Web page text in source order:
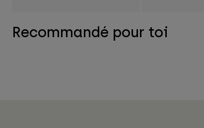
Recommandé pour toi